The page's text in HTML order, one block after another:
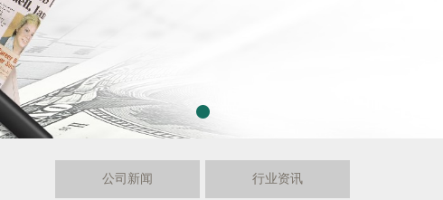
公司新闻 行业资讯